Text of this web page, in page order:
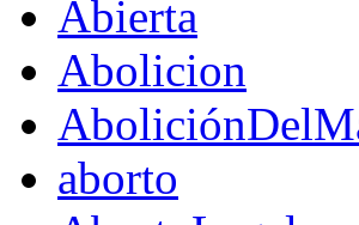
Abierta
Abolicion
aborto